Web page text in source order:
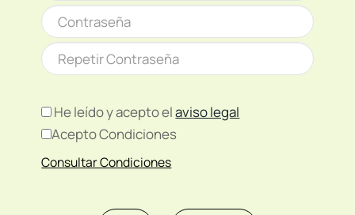
He leído y acepto elaviso legal
Acepto Condiciones